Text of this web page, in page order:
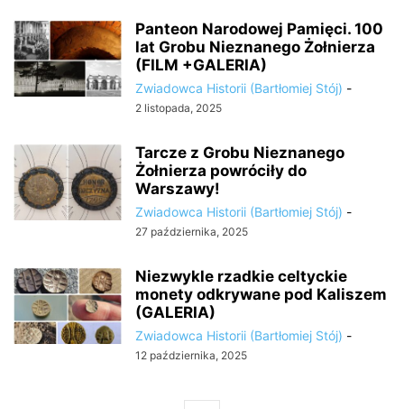
Panteon Narodowej Pamięci. 100
lat Grobu Nieznanego Żołnierza
(FILM +GALERIA)
Zwiadowca Historii (Bartłomiej Stój) -
2 listopada, 2025
Tarcze z Grobu Nieznanego
Żołnierza powróciły do
Warszawy!
Zwiadowca Historii (Bartłomiej Stój) -
27 października, 2025
Niezwykle rzadkie celtyckie
monety odkrywane pod Kaliszem
(GALERIA)
Zwiadowca Historii (Bartłomiej Stój) -
12 października, 2025